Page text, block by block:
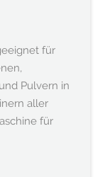
für
Pulvern in
aller
für